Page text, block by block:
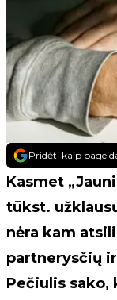
Pridėti kaip
Kasmet
tūkst.
nėra kam
partnerysčių
Pečiulis sako,